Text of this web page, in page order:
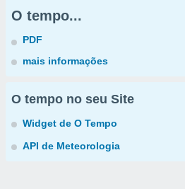
O tempo...
PDF
mais informações
O tempo no seu Site
Widget de O Tempo
API de Meteorologia